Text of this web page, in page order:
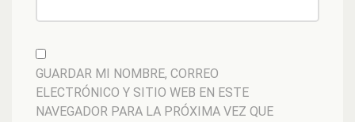
GUARDAR MI NOMBRE, CORREO
ELECTRÓNICO Y SITIO WEB EN ESTE
NAVEGADOR PARA LA PRÓXIMA VEZ QUE